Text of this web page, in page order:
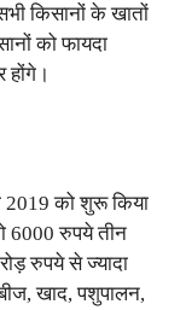
किसानों के खातों
को फायदा
2019 को शुरू किया
6000 रुपये तीन
रुपये से ज्यादा
खाद, पशुपालन,